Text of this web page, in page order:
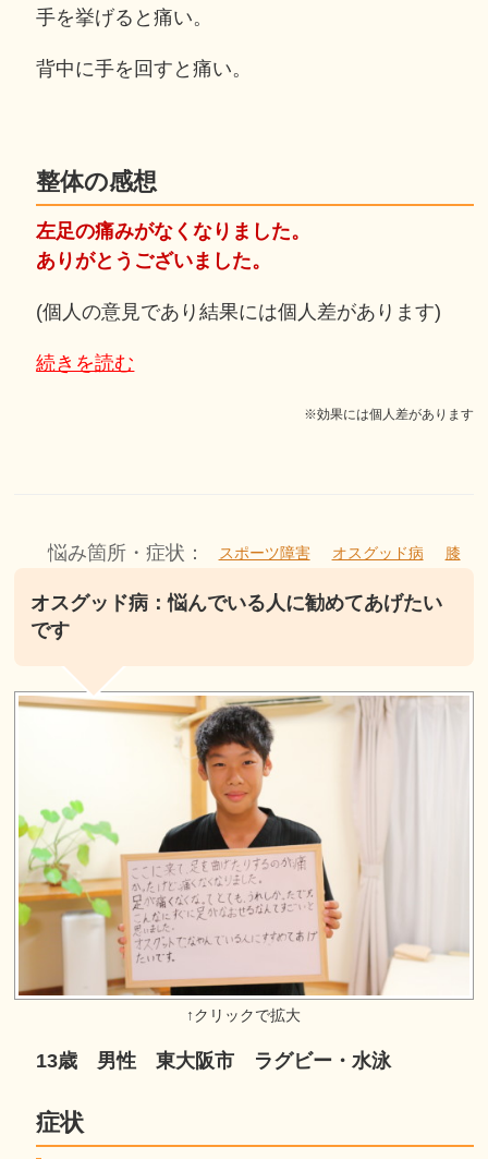
手を挙げると痛い。
背中に手を回すと痛い。
整体の感想
左足の痛みがなくなりました。
ありがとうございました。
(個人の意見であり結果には個人差があります)
続きを読む
※効果には個人差があります
悩み箇所・症状： スポーツ障害 オスグッド病 膝
オスグッド病：悩んでいる人に勧めてあげたい
です
13歳 男性 東大阪市 ラグビー・水泳
症状